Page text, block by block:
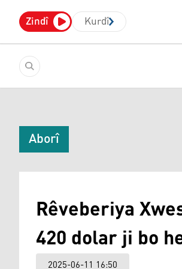
Zindî Kurdî
Aborî
Rêveberiya
420 dolar ji bo
2025-06-11 16:50